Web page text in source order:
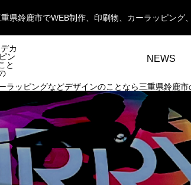
県鈴鹿市でWEB制作、印刷物、カーラッピン
NEWS
ラッピングなどデザインのことなら三重県鈴鹿